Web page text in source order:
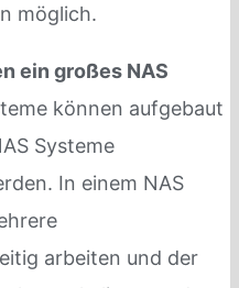
möglich.
ein großes NAS
können aufgebaut
Systeme
In einem NAS
arbeiten und der